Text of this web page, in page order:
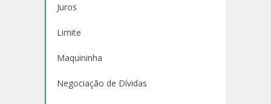
Juros
Limite
Maquininha
Negociação de Dívidas